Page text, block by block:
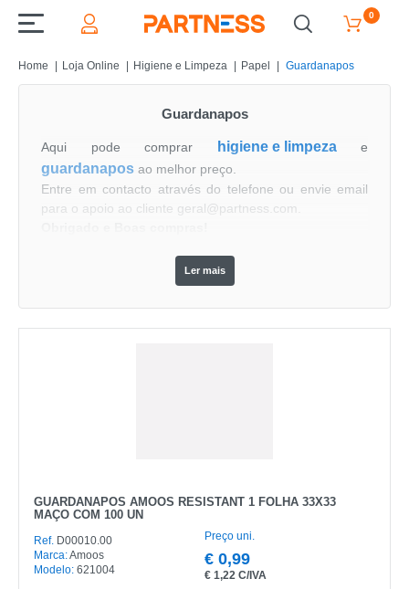
0
Home Loja Online Higiene e Limpeza Papel Guardanapos
Guardanapos
Aqui pode comprar higiene e limpeza e
guardanapos ao melhor preço.
Entre em contacto através do telefone ou envie email
para o apoio ao cliente geral@partness.com.
Ler mais
GUARDANAPOS AMOOS RESISTANT 1 FOLHA 33X33
MAÇO COM 100 UN
Ref. D00010.00
Marca:Amoos
Modelo: 621004
Preço uni.
€ 0,99
€ 1,22 C/IVA